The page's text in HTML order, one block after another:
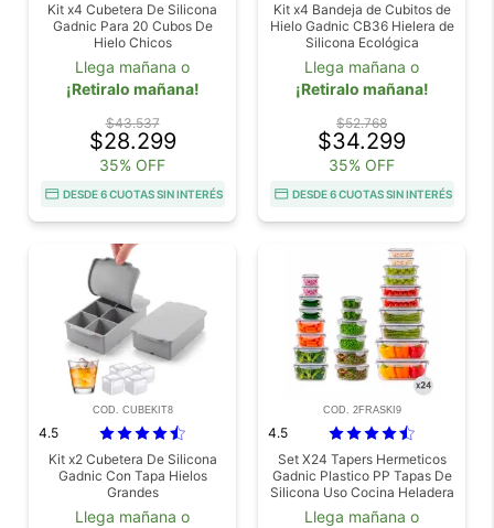
Kit x4 Cubetera De Silicona
Gadnic Para 20 Cubos De
Hielo Chicos
Llega mañana o
¡Retiralo mañana!
$43.537
$28.299
35% OFF
DESDE 6 CUOTAS SIN INTERÉS
Kit x4 Bandeja de Cubitos de
Hielo Gadnic CB36 Hielera de
Silicona Ecológica
Llega mañana o
¡Retiralo mañana!
$52.768
$34.299
35% OFF
DESDE 6 CUOTAS SIN INTERÉS
COD. CUBEKIT8
4.5
Kit x2 Cubetera De Silicona
Gadnic Con Tapa Hielos
Grandes
Llega mañana o
COD. 2FRASKI9
4.5
Set X24 Tapers Hermeticos
Gadnic Plastico PP Tapas De
Silicona Uso Cocina Heladera
Freezer Microondas
Llega mañana o